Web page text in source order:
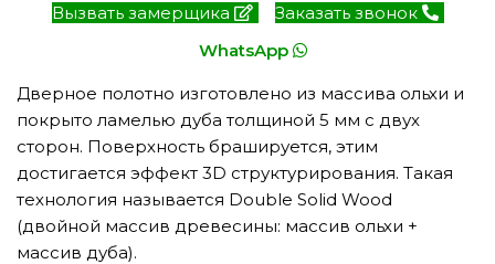
Вызвать замерщика
Заказать звонок
WhatsApp
Дверное полотно изготовлено из массива ольхи и
покрыто ламелью дуба толщиной 5 мм с двух
сторон. Поверхность брашируется, этим
достигается эффект 3D структурирования. Такая
технология называется Double Solid Wood
(двойной массив древесины: массив ольхи +
массив дуба).